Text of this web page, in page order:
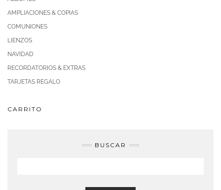
AMPLIACIONES & COPIAS
COMUNIONES
LIENZOS
NAVIDAD
RECORDATORIOS & EXTRAS
TARJETAS REGALO
CARRITO
BUSCAR